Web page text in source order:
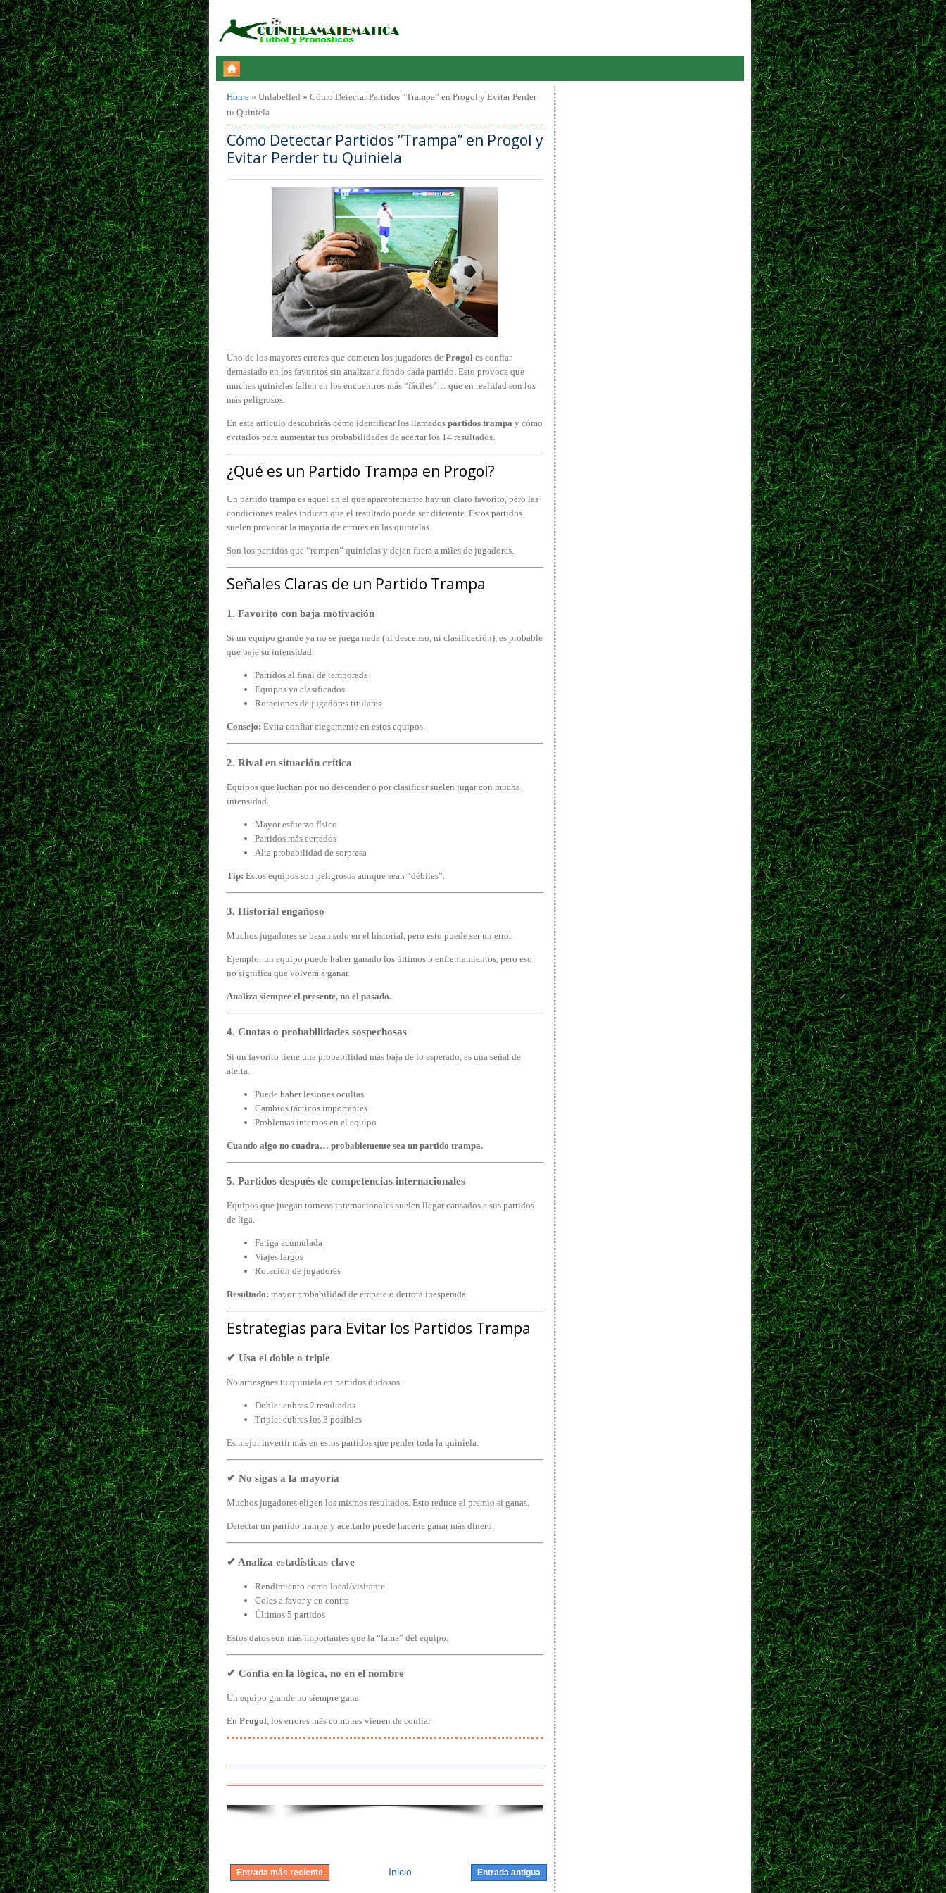
Home » Unlabelled » Cómo Detectar Partidos “Trampa” en Progol y Evitar Perder
tu Quiniela
Cómo Detectar Partidos “Trampa” en Progol y
Evitar Perder tu Quiniela
Uno de los mayores errores que cometen los jugadores de Progol es confiar
demasiado en los favoritos sin analizar a fondo cada partido. Esto provoca que
muchas quinielas fallen en los encuentros más “fáciles”… que en realidad son los
más peligrosos.
En este artículo descubrirás cómo identificar los llamados partidos trampa y cómo
evitarlos para aumentar tus probabilidades de acertar los 14 resultados.
¿Qué es un Partido Trampa en Progol?
Un partido trampa es aquel en el que aparentemente hay un claro favorito, pero las
condiciones reales indican que el resultado puede ser diferente. Estos partidos
suelen provocar la mayoría de errores en las quinielas.
Son los partidos que “rompen” quinielas y dejan fuera a miles de jugadores.
Señales Claras de un Partido Trampa
1. Favorito con baja motivación
Si un equipo grande ya no se juega nada (ni descenso, ni clasificación), es probable
que baje su intensidad.
Partidos al final de temporada
Equipos ya clasificados
Rotaciones de jugadores titulares
Consejo: Evita confiar ciegamente en estos equipos.
2. Rival en situación crítica
Equipos que luchan por no descender o por clasificar suelen jugar con mucha
intensidad.
Mayor esfuerzo físico
Partidos más cerrados
Alta probabilidad de sorpresa
Tip: Estos equipos son peligrosos aunque sean “débiles”.
3. Historial engañoso
Muchos jugadores se basan solo en el historial, pero esto puede ser un error.
Ejemplo: un equipo puede haber ganado los últimos 5 enfrentamientos, pero eso
no significa que volverá a ganar.
Analiza siempre el presente, no el pasado.
4. Cuotas o probabilidades sospechosas
Si un favorito tiene una probabilidad más baja de lo esperado, es una señal de
alerta.
Puede haber lesiones ocultas
Cambios tácticos importantes
Problemas internos en el equipo
Cuando algo no cuadra… probablemente sea un partido trampa.
5. Partidos después de competencias internacionales
Equipos que juegan torneos internacionales suelen llegar cansados a sus partidos
de liga.
Fatiga acumulada
Viajes largos
Rotación de jugadores
Resultado: mayor probabilidad de empate o derrota inesperada.
Estrategias para Evitar los Partidos Trampa
✔ Usa el doble o triple
No arriesgues tu quiniela en partidos dudosos.
Doble: cubres 2 resultados
Triple: cubres los 3 posibles
Es mejor invertir más en estos partidos que perder toda la quiniela.
✔ No sigas a la mayoría
Muchos jugadores eligen los mismos resultados. Esto reduce el premio si ganas.
Detectar un partido trampa y acertarlo puede hacerte ganar más dinero.
✔ Analiza estadísticas clave
Rendimiento como local/visitante
Goles a favor y en contra
Últimos 5 partidos
Estos datos son más importantes que la “fama” del equipo.
✔ Confía en la lógica, no en el nombre
Un equipo grande no siempre gana.
En Progol, los errores más comunes vienen de confiar
Entrada más reciente Entrada antigua
Inicio